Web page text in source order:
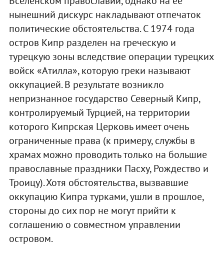
нынешний дискурс накладывают отпечаток
политические обстоятельства. С 1974 года
остров Кипр разделен на греческую и
турецкую зоны вследствие операции турецких
войск «Атилла», которую греки называют
оккупацией. В результате возникло
непризнанное государство Северный Кипр,
контролируемый Турцией, на территории
которого Кипрская Церковь имеет очень
ограниченные права (к примеру, службы в
храмах можно проводить только на большие
православные праздники Пасху, Рождество и
Троицу). Хотя обстоятельства, вызвавшие
оккупацию Кипра турками, ушли в прошлое,
стороны до сих пор не могут прийти к
соглашению о совместном управлении
островом.